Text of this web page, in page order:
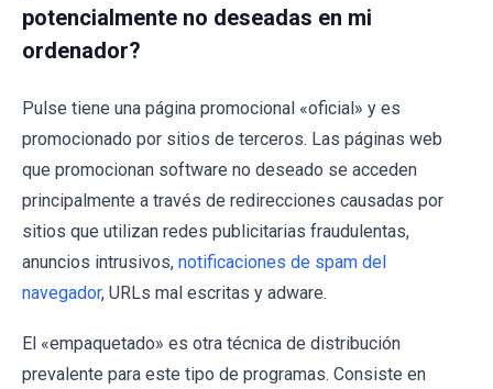
potencialmente no deseadas en mi
ordenador?
Pulse tiene una página promocional «oficial» y es
promocionado por sitios de terceros. Las páginas web
que promocionan software no deseado se acceden
principalmente a través de redirecciones causadas por
sitios que utilizan redes publicitarias fraudulentas,
anuncios intrusivos, notificaciones de spam del
navegador, URLs mal escritas y adware.
El «empaquetado» es otra técnica de distribución
prevalente para este tipo de programas. Consiste en